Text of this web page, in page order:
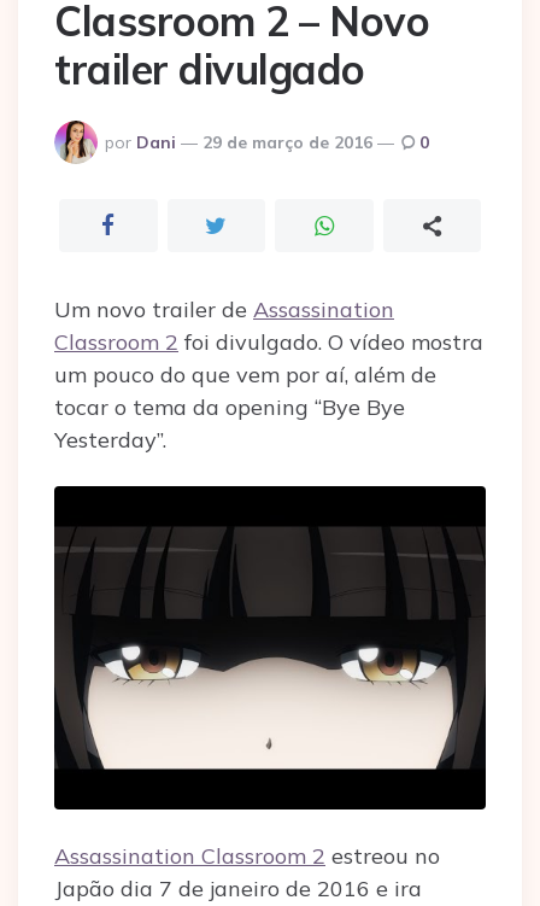
Classroom 2 – Novo
trailer divulgado
Postado
por
por Dani 29 de março de 2016 0
Um novo trailer de Assassination
Classroom 2 foi divulgado. O vídeo mostra
um pouco do que vem por aí, além de
tocar o tema da opening “Bye Bye
Yesterday”.
Assassination Classroom 2 estreou no
Japão dia 7 de janeiro de 2016 e ira